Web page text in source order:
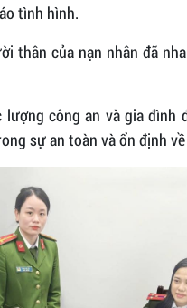
tình hình.
thân của nạn nhân đã
công an và gia đình
sự an toàn và ổn định